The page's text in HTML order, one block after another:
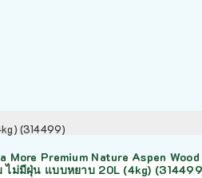
(314499)
More Premium Nature Aspen
ไม่มีฝุ่น แบบหยาบ 20L (4kg)